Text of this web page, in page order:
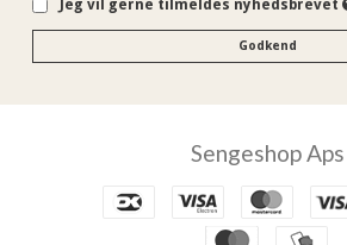
Jeg vil gerne tilmeldes nyhedsbrevet
Godkend
Sengeshop Aps